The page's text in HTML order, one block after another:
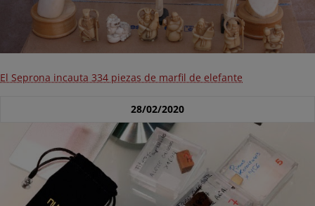
El Seprona incauta 334 piezas de marfil de elefante
28/02/2020